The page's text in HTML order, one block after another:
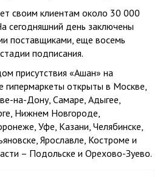
своим клиентам около 30 000
сегодняшний день заключены
поставщиками, еще восемь
подписания.
присутствия «Ашан» на
гипермаркеты открыты в Москве,
на-Дону, Самаре, Адыгее,
Нижнем Новгороде,
Уфе, Казани, Челябинске,
Ярославле, Костроме и
– Подольске и Орехово-Зуево.